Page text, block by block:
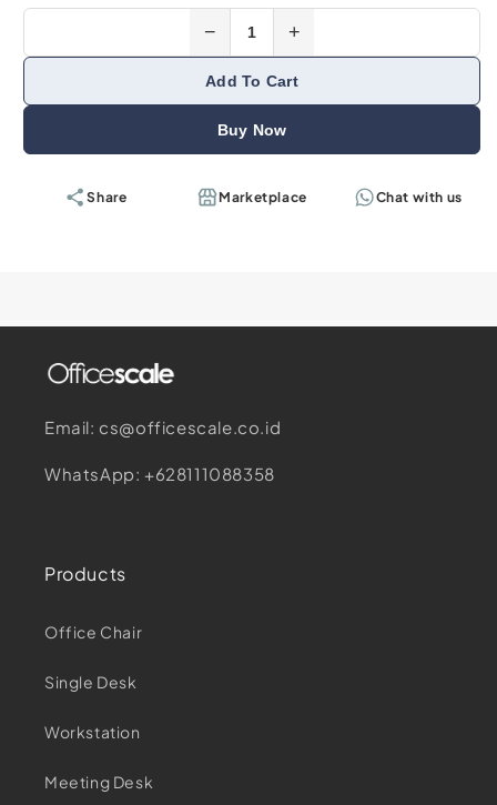
− +
Add To Cart
Buy Now
Share Marketplace Chat with us
Email: cs@officescale.co.id
WhatsApp: +628111088358
Products
Office Chair
Single Desk
Workstation
Meeting Desk